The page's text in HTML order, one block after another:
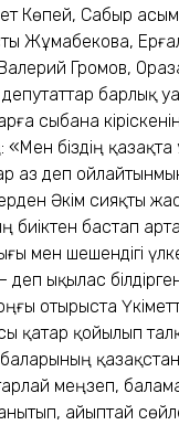
Көпей, Сабыр
Жұмабекова,
Громов,
барлық
сыбана
біздің қазақта
аз деп
Әкім сияқты
биіктен бастап
мен шешендігі
ықылас
отырыста
қатар қойылып
меңзеп,
айыптай